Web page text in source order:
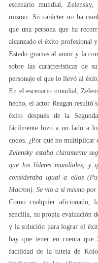
escenario mundial,
mismo. Su carácter no ha
que una persona que ha
alcanzado el éxito profesional
Estado gracias al amor y la
sobre las características de
personaje el que lo llevó al
En el escenario mundial,
hecho, el actor Reagan resultó
éxito después de la
fácilmente hizo a un lado a
codos. ¿Por qué no multiplicar
Zelensky estaba claramente
que los líderes mundiales, y
consideraba igual a ellos
Macron). Se vio a sí mismo por
Como cualquier aficionado,
sencilla, su propia evaluación
y la solución para lograr el
hay que tener en cuenta que
facilidad de la tutela de